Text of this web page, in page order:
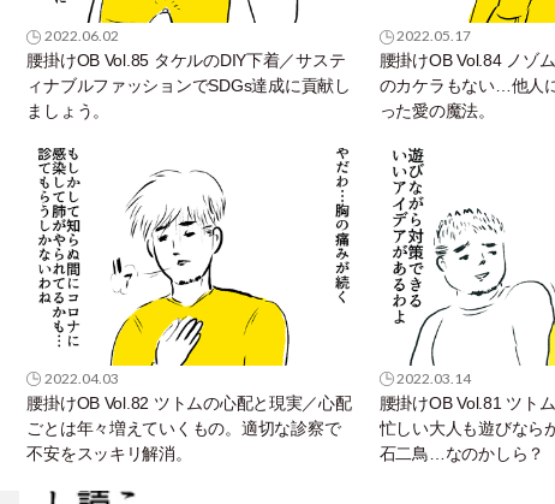
2022.06.02
腰掛けOB Vol.85 タケルのDIY下着／サステ
ィナブルファッションでSDGs達成に貢献し
ましょう。
2022.05.17
腰掛けOB Vol.84 ノゾ
のカケラもない…他人
った愛の魔法。
2022.04.03
腰掛けOB Vol.82 ツトムの心配と現実／心配
ごとは年々増えていくもの。適切な診察で
不安をスッキリ解消。
2022.03.14
腰掛けOB Vol.81 ツト
忙しい大人も遊びなら
石二鳥…なのかしら？